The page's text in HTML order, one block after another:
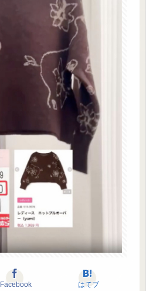
Facebook はてブ